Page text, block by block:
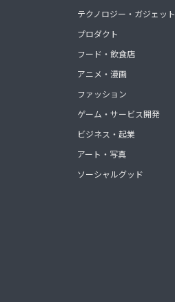
テクノロジー・ガジェット
プロダクト
フード・飲食店
アニメ・漫画
ファッション
ゲーム・サービス開発
ビジネス・起業
アート・写真
ソーシャルグッド